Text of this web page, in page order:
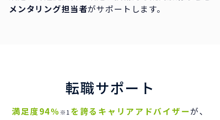
メンタリング担当者がサポートします。
転職サポート
満足度94％ ※1 を誇るキャリアアドバイザーが、